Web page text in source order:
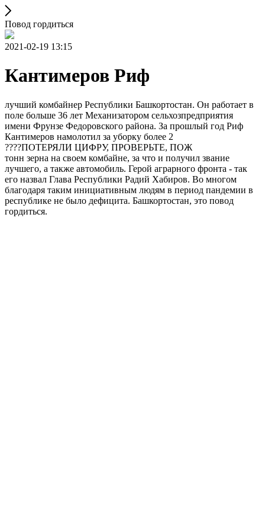
Повод гордиться
2021-02-19 13:15
Кантимеров Риф
лучший комбайнер Республики Башкортостан. Он работает в
поле больше 36 лет Механизатором сельхозпредприятия
имени Фрунзе Федоровского района. За прошлый год Риф
Кантимеров намолотил за уборку более 2
????ПОТЕРЯЛИ ЦИФРУ, ПРОВЕРЬТЕ, ПОЖ
тонн зерна на своем комбайне, за что и получил звание
лучшего, а также автомобиль. Герой аграрного фронта - так
его назвал Глава Республики Радий Хабиров. Во многом
благодаря таким инициативным людям в период пандемии в
республике не было дефицита. Башкортостан, это повод
гордиться.